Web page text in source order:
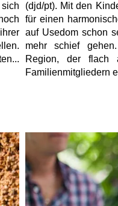
(djd/pt). Mit den
für einen
auf Usedom schon
mehr schief
Region, der flach
Familienmitgliedern